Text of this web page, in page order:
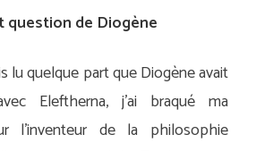
question de Diogène
lu quelque part que Diogène avait
Eleftherna, j’ai braqué ma
l’inventeur de la philosophie